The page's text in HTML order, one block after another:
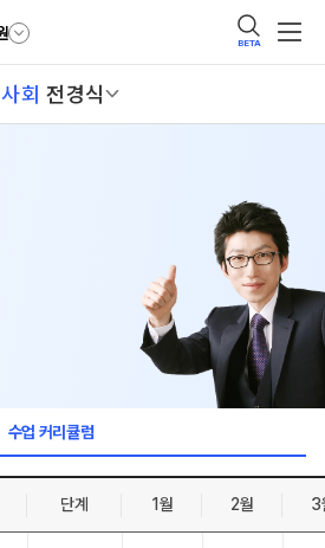
BETA
사회 전경식
수업 커리큘럼
단계 1월 2월 3